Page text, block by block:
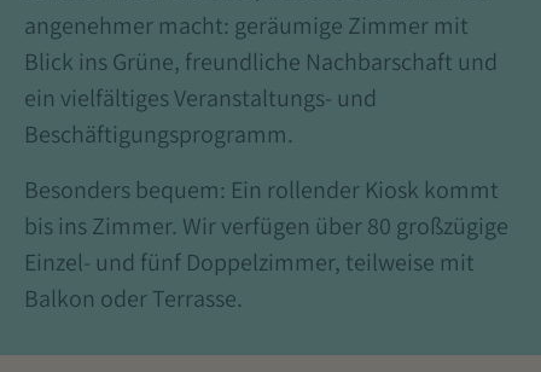
angenehmer macht: geräumige Zimmer mit
Blick ins Grüne, freundliche Nachbarschaft und
ein vielfältiges Veranstaltungs- und
Beschäftigungsprogramm.
Besonders bequem: Ein rollender Kiosk kommt
bis ins Zimmer. Wir verfügen über 80 großzügige
Einzel- und fünf Doppelzimmer, teilweise mit
Balkon oder Terrasse.